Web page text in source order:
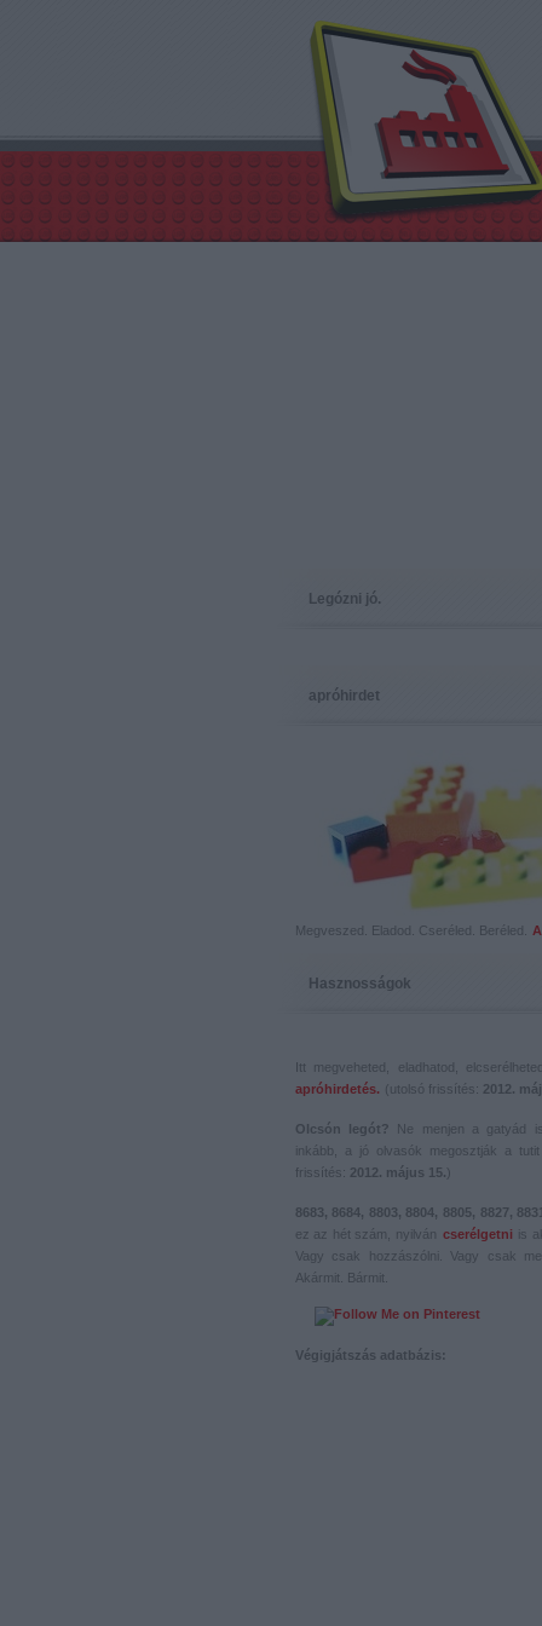
Legózni jó.
apróhirdet
Megveszed. Eladod. Cseréled. Beréled.
Hasznosságok
Itt megveheted, eladhatod,
apróhirdetés. (utolsó frissítés: 2012.
Olcsón legót? Ne menjen a gatyád
inkább, a jó olvasók megosztják a
frissítés: 2012. május 15.)
8683, 8684, 8803, 8804, 8805, 8827, 8831
ez az hét szám, nyilván
cserélgetni
is
Vagy csak hozzászólni. Vagy csak
Akármit. Bármit.
Végigjátszás adatbázis: